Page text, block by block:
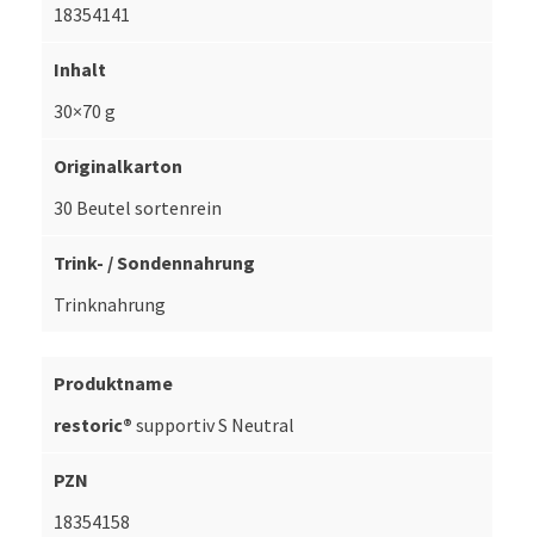
18354141
30×70 g
30 Beutel sortenrein
Trinknahrung
restoric® supportiv S Neutral
18354158